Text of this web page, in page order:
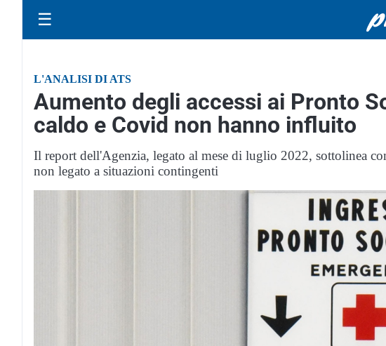
☰
L'ANALISI DI ATS
Aumento degli accessi ai Pronto
caldo e Covid non hanno influito
Il report dell'Agenzia, legato al mese di luglio 2022, sottolinea
non legato a situazioni contingenti